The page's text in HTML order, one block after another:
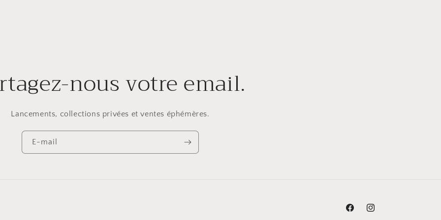
nous votre email.
Lancements, collections privées et ventes éphémères.
E-mail
FacebookInstagram